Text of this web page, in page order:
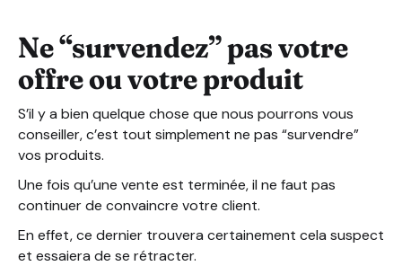
Ne “survendez” pas votre
offre ou votre produit
S’il y a bien quelque chose que nous pourrons vous
conseiller, c’est tout simplement ne pas “survendre”
vos produits.
Une fois qu’une vente est terminée, il ne faut pas
continuer de convaincre votre client.
En effet, ce dernier trouvera certainement cela suspect
et essaiera de se rétracter.